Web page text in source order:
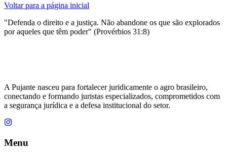
Voltar para a página inicial
"Defenda o direito e a justiça. Não abandone os que são explorados
por aqueles que têm poder" (Provérbios 31:8)
A Pujante nasceu para fortalecer juridicamente o agro brasileiro,
conectando e formando juristas especializados, comprometidos com
a segurança jurídica e a defesa institucional do setor.
Menu